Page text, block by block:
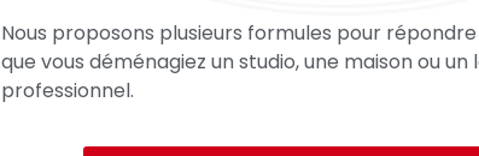
Nous proposons plusieurs formules pour répondre
que vous déménagiez un studio, une maison ou un
professionnel.